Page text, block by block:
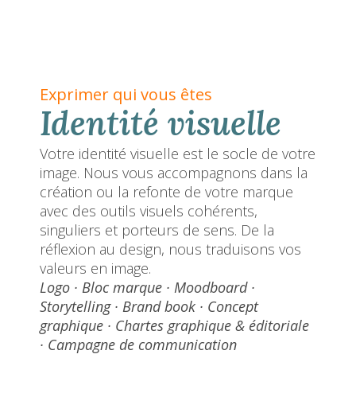
Exprimer qui vous êtes
Identité visuelle
Votre identité visuelle est le socle de votre
image. Nous vous accompagnons dans la
création ou la refonte de votre marque
avec des outils visuels cohérents,
singuliers et porteurs de sens. De la
réflexion au design, nous traduisons vos
valeurs en image.
Logo · Bloc marque · Moodboard ·
Storytelling · Brand book · Concept
graphique · Chartes graphique & éditoriale
· Campagne de communication